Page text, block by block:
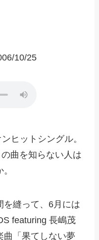
10/25
ヒットシングル。
曲を知らない人は
を縫って、6月には
featuring 長嶋茂
曲「果てしない夢